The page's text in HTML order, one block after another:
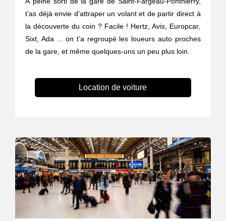
t’as déjà envie d’attraper un volant et de partir direct à
la découverte du coin ? Facile ! Hertz, Avis, Europcar,
Sixt, Ada ... on t’a regroupé les loueurs auto proches
de la gare, et même quelques-uns un peu plus loin.
Location de voiture